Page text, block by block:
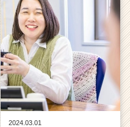
2024.03.01